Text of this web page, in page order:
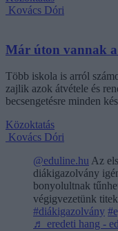
Kovács Dóri
Már úton vannak
Több iskola is arról
zajlik azok átvétele és
becsengetésre minden
Közoktatás
Kovács Dóri
@eduline.hu Az
diákigazolvány
bonyolultnak
végigvezetünk
#diákigazolvány
♬ eredeti hang -